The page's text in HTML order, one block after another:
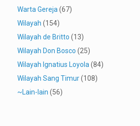
Warta Gereja (67)
Wilayah (154)
Wilayah de Britto (13)
Wilayah Don Bosco (25)
Wilayah Ignatius Loyola (84)
Wilayah Sang Timur(108)
~Lain-lain (56)